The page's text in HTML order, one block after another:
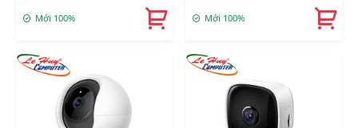
Mới 100% Mới 100%